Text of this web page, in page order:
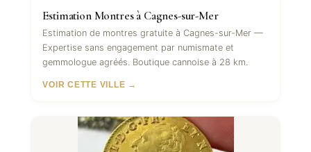
Estimation Montres à Cagnes-sur-Mer
Estimation de montres gratuite à Cagnes-sur-Mer —
Expertise sans engagement par numismate et
gemmologue agréés. Boutique cannoise à 28 km.
VOIR CETTE VILLE →